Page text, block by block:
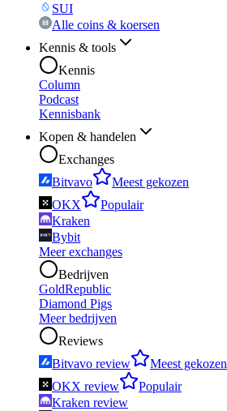
SUI
Alle coins & koersen
Kennis & tools
Kennis
Column
Podcast
Kennisbank
Kopen & handelen
Exchanges
Bitvavo
Meest gekozen
OKX
Populair
Kraken
Bybit
Meer exchanges
Bedrijven
GoldRepublic
Diamond Pigs
Meer bedrijven
Reviews
Bitvavo review
Meest gekozen
OKX review
Populair
Kraken review